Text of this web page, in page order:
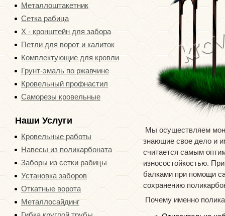
Металлоштакетник
Сетка рабица
Х - кронштейн для забора
Петли для ворот и калиток
Комплектующие для кровли
Грунт-эмаль по ржавчине
Кровельный профнастил
Саморезы кровельные
Наши Услуги
Кровельные работы
Навесы из поликарбоната
Заборы из сетки рабицы
Установка заборов
Откатные ворота
Металлосайдинг
Мы осуществляем
знающие свое дело и
считается самым
износостойкостью.
балками при помощи
сохранению
Почему именно